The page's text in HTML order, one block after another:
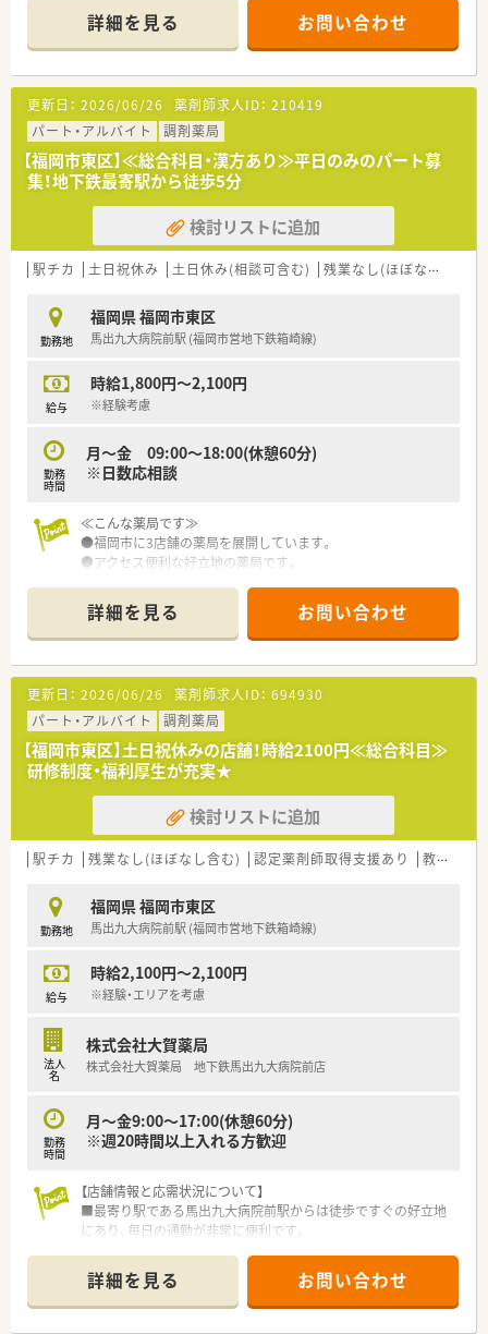
また全店舗でOTCの取り扱いがあるため、調剤だけではなくOTC
も経験できる環境です。
●週20時間以上の勤務で社内保険に加入できますので、家庭と
両立しながら勤務できます。
●全店舗に「監査レンジ」をおいており安心して効率的に仕事が
できます。
●調剤店も全店舗でOTCの取り扱いがあるため、調剤だけではな
くOTCも経験できる環境です。
詳細を見る お問い合わせ
更新日： 2026/06/26 薬剤師求人ID： 210419
パート・アルバイト
調剤薬局
【福岡市東区】≪総合科目・漢方あり≫平日のみのパート募
集！地下鉄最寄駅から徒歩5分
検討リストに追加
駅チカ 土日祝休み 土日休み(相談可含む) 残業なし(ほぼなし含む)
勤務地
福岡県 福岡市東区
馬出九大病院前駅 (福岡市営地下鉄箱崎線)
給与
時給1,800円～2,100円
※経験考慮
勤務
時間
月～金 09:00～18:00(休憩60分)
※日数応相談
≪こんな薬局です≫
●福岡市に3店舗の薬局を展開しています。
●アクセス便利な好立地の薬局です。
詳細を見る お問い合わせ
更新日： 2026/06/26 薬剤師求人ID： 694930
パート・アルバイト
調剤薬局
【福岡市東区】土日祝休みの店舗！時給2100円≪総合科目≫
研修制度・福利厚生が充実★
検討リストに追加
駅チカ 残業なし(ほぼなし含む) 認定薬剤師取得支援あり 教育制度あり
勤務地
福岡県 福岡市東区
馬出九大病院前駅 (福岡市営地下鉄箱崎線)
給与
時給2,100円～2,100円
※経験・エリアを考慮
法人
名
株式会社大賀薬局
株式会社大賀薬局 地下鉄馬出九大病院前店
勤務
時間
月～金9:00～17:00(休憩60分)
※週20時間以上入れる方歓迎
【店舗情報と応需状況について】
■最寄り駅である馬出九大病院前駅からは徒歩ですぐの好立地
にあり、毎日の通勤が非常に便利です。
習得しながらスキルアップ可能です。
■1日あたりの処方箋枚数は25枚程度で、在宅業務も10件ほど対
応し地域医療に貢献しています。
詳細を見る お問い合わせ